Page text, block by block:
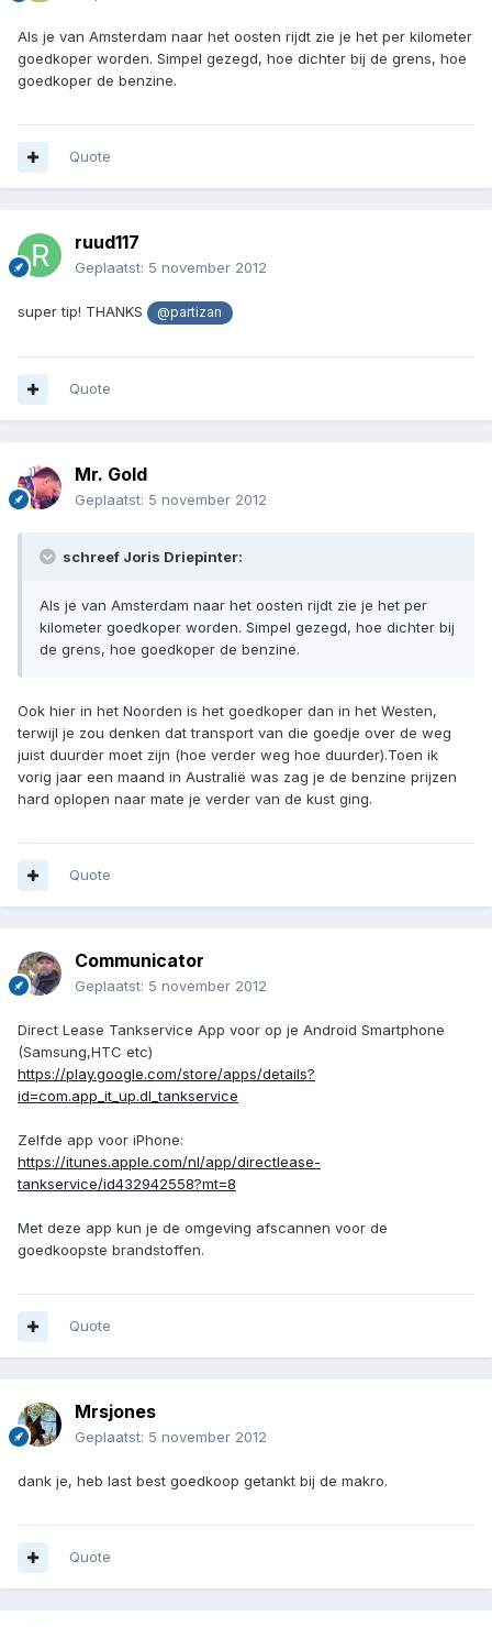
Als je van Amsterdam naar het oosten rijdt zie je het per kilometer
goedkoper worden. Simpel gezegd, hoe dichter bij de grens, hoe
goedkoper de benzine.
Quote
ruud117
Geplaatst: 5 november 2012
super tip! THANKS @partizan
Quote
Mr. Gold
Geplaatst: 5 november 2012
schreef Joris Driepinter:
Als je van Amsterdam naar het oosten rijdt zie je het per
kilometer goedkoper worden. Simpel gezegd, hoe dichter bij
de grens, hoe goedkoper de benzine.
Ook hier in het Noorden is het goedkoper dan in het Westen,
terwijl je zou denken dat transport van die goedje over de weg
juist duurder moet zijn (hoe verder weg hoe duurder).Toen ik
vorig jaar een maand in Australië was zag je de benzine prijzen
hard oplopen naar mate je verder van de kust ging.
Quote
Communicator
Geplaatst: 5 november 2012
Direct Lease Tankservice App voor op je Android Smartphone
(Samsung,HTC etc)
https://play.google.com/store/apps/details?
id=com.app_it_up.dl_tankservice
Zelfde app voor iPhone:
https://itunes.apple.com/nl/app/directlease-
tankservice/id432942558?mt=8
Met deze app kun je de omgeving afscannen voor de
goedkoopste brandstoffen.
Quote
Mrsjones
Geplaatst: 5 november 2012
dank je, heb last best goedkoop getankt bij de makro.
Quote